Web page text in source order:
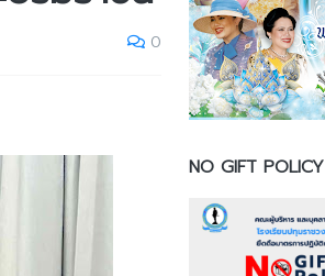
0
NO GIFT POLICY